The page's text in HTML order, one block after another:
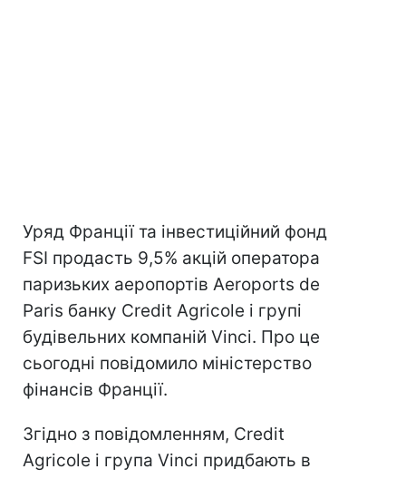
Уряд Франції та інвестиційний фонд
FSI продасть 9,5% акцій оператора
паризьких аеропортів Aeroports de
Paris банку Credit Agricole і групі
будівельних компаній Vinci. Про це
сьогодні повідомило міністерство
фінансів Франції.
Згідно з повідомленням, Credit
Agricole і група Vinci придбають в